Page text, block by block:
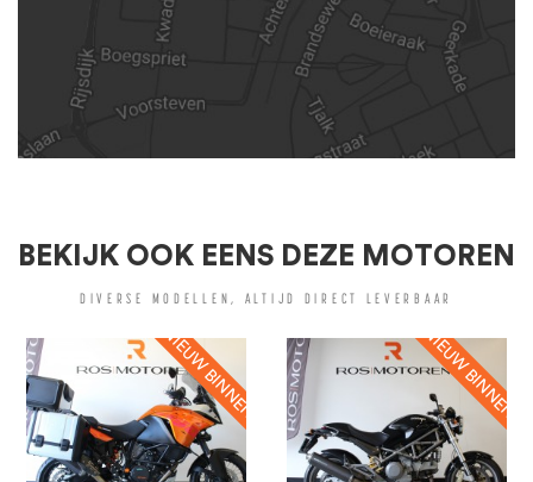
BEKIJK OOK EENS DEZE MOTOREN
DIVERSE MODELLEN, ALTIJD DIRECT LEVERBAAR